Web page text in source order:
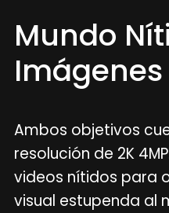
Mundo
Imágenes
Ambos objetivos
resolución de 2K
videos nítidos para
visual estupenda al